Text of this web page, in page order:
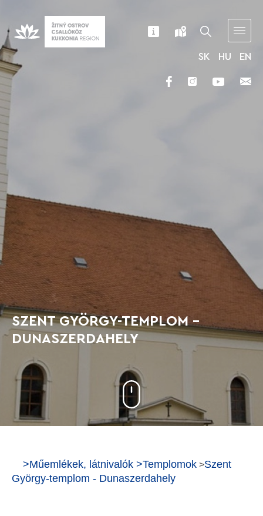
SZENT GYÖRGY-TEMPLOM -
DUNASZERDAHELY
SK HU EN
>Műemlékek, látnivalók >Templomok >Szent
György-templom - Dunaszerdahely